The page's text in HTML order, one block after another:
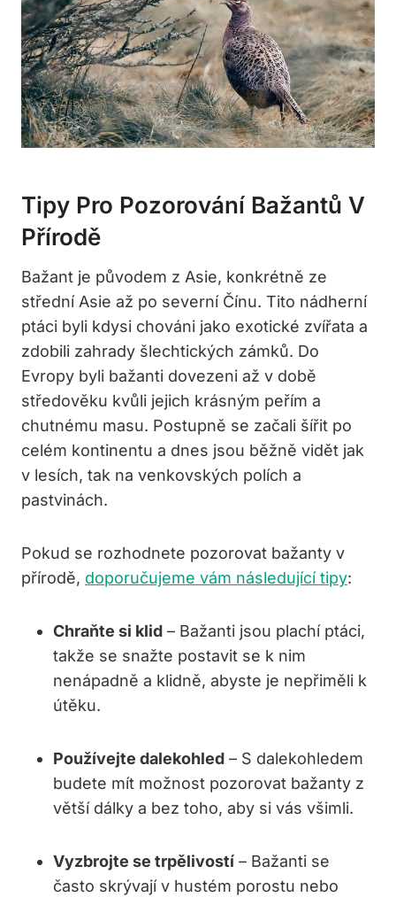
Tipy Pro Pozorování Bažantů V
Přírodě
Bažant je původem z Asie, konkrétně ze
střední Asie až po severní Čínu. Tito nádherní
ptáci byli kdysi chováni jako exotické zvířata a
zdobili zahrady šlechtických zámků. Do
Evropy byli bažanti dovezeni až v době
středověku kvůli jejich krásným peřím a
chutnému masu. Postupně se začali šířit po
celém kontinentu a dnes jsou běžně vidět jak
v lesích, tak na venkovských polích a
pastvinách.
Pokud se rozhodnete pozorovat bažanty v
přírodě, doporučujeme vám následující tipy:
Chraňte si klid – Bažanti jsou plachí ptáci,
takže se snažte postavit se k nim
nenápadně a klidně, abyste je nepřiměli k
útěku.
Používejte dalekohled – S dalekohledem
budete mít možnost pozorovat bažanty z
větší dálky a bez toho, aby si vás všimli.
Vyzbrojte se trpělivostí – Bažanti se
často skrývají v hustém porostu nebo